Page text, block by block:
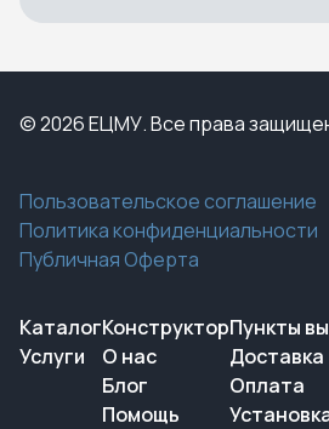
© 2026 ЕЦМУ. Все права
Пользовательское соглашение
Политика конфиденциальности
Публичная Оферта
Каталог
Услуги
Конструктор
О нас
Блог
Помощь
Пункты
Доставка
Оплата